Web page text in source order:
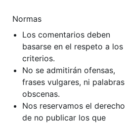
Normas
Los comentarios deben
basarse en el respeto a los
criterios.
No se admitirán ofensas,
frases vulgares, ni palabras
obscenas.
Nos reservamos el derecho
de no publicar los que